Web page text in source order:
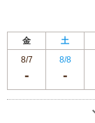
金 土
8/7
8/8